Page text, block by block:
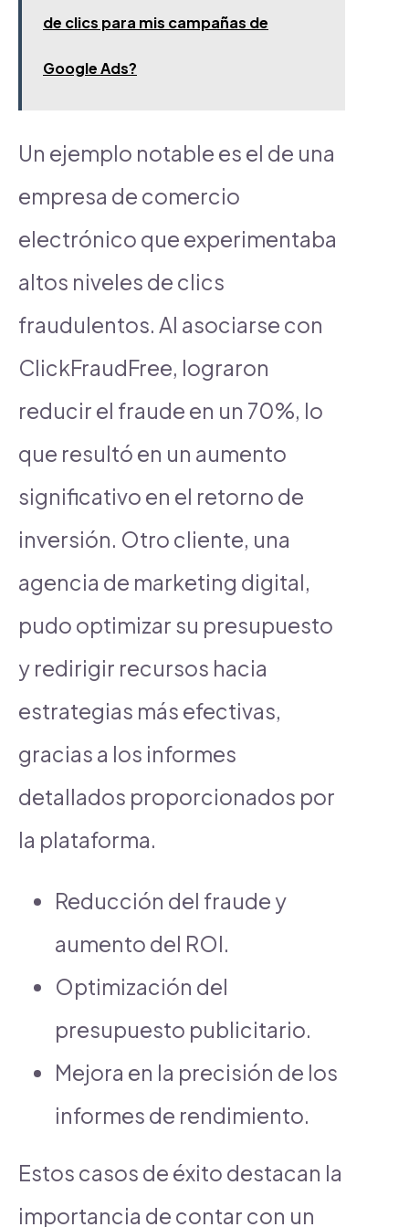
de clics para mis campañas de
Google Ads?
Un ejemplo notable es el de una
empresa de comercio
electrónico que experimentaba
altos niveles de clics
fraudulentos. Al asociarse con
ClickFraudFree, lograron
reducir el fraude en un 70%, lo
que resultó en un aumento
significativo en el retorno de
inversión. Otro cliente, una
agencia de marketing digital,
pudo optimizar su presupuesto
y redirigir recursos hacia
estrategias más efectivas,
gracias a los informes
detallados proporcionados por
la plataforma.
Reducción del fraude y
aumento del ROI.
Optimización del
presupuesto publicitario.
Mejora en la precisión de los
informes de rendimiento.
Estos casos de éxito destacan la
importancia de contar con un